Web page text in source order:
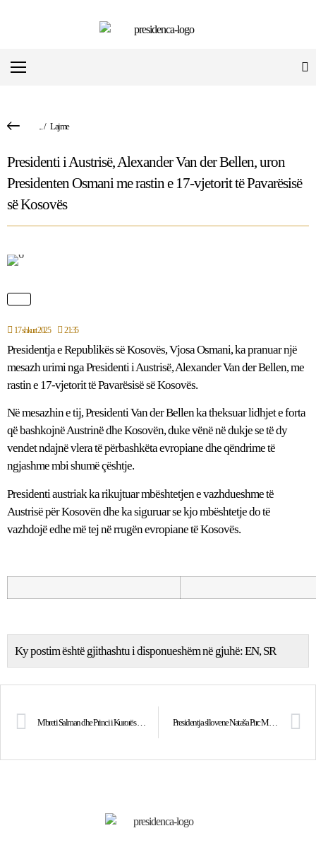
.../ Lajme
Presidenti i Austrisë, Alexander Van der Bellen, uron
Presidenten Osmani me rastin e 17-vjetorit të Pavarësisë
së Kosovës
17 shkurt 2025 21:35
Presidentja e Republikës së Kosovës, Vjosa Osmani, ka pranuar një
mesazh urimi nga Presidenti i Austrisë, Alexander Van der Bellen, me
rastin e 17-vjetorit të Pavarësisë së Kosovës.
Në mesazhin e tij, Presidenti Van der Bellen ka theksuar lidhjet e forta
që bashkojnë Austrinë dhe Kosovën, duke vënë në dukje se të dy
vendet ndajnë vlera të përbashkëta evropiane dhe qëndrime të
ngjashme mbi shumë çështje.
Presidenti austriak ka rikujtuar mbështetjen e vazhdueshme të
Austrisë për Kosovën dhe ka siguruar se kjo mbështetje do të
vazhdojë edhe më tej në rrugën evropiane të Kosovës.
Ky postim është gjithashtu i disponueshëm në gjuhë:EN SR
Mbreti Salman dhe Princi i Kurorës Mohammed bin Salman urojnë Presidenten Osmani për 17-vjetorin e Pavarësisë së Kosovës Presidentja sllovene Nataša Pirc Musar uron Presidenten Osmani për 17-vjetorin e Pavarësisë së Kosovës